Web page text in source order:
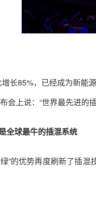
长85%，已经成为新能
会上说：“世界最先进的
全球最牛的插混系统
”的优势再度刷新了插